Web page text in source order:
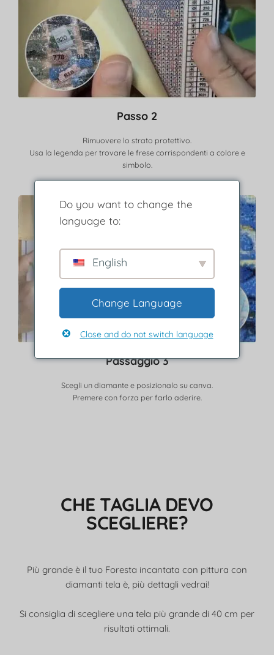
Passo 2
Rimuovere lo strato protettivo.
Usa la legenda per trovare le frese corrispondenti a colore e
simbolo.
Passaggio 3
Scegli un diamante e posizionalo su canva.
Premere con forza per farlo aderire.
CHE TAGLIA DEVO
SCEGLIERE?
Più grande è il tuo Foresta incantata con pittura con
diamanti tela è, più dettagli vedrai!
Si consiglia di scegliere una tela più grande di 40 cm per
risultati ottimali.
Do you want to change the
language to:
English
Change Language
Close and do not switch language